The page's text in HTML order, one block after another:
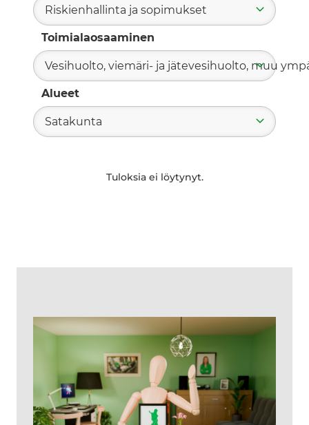
Riskienhallinta ja sopimukset
Toimialaosaaminen
Vesihuolto, viemäri- ja jätevesihuolto, muu
Alueet
Satakunta
Tuloksia ei löytynyt.